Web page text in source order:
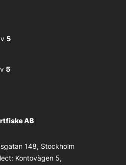
5
5
AB
148, Stockholm
Kontovägen 5,